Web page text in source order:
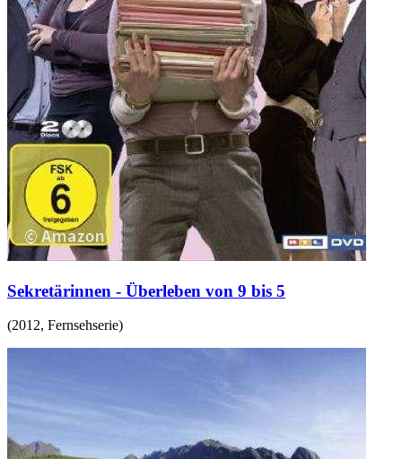
Sekretärinnen - Überleben von 9 bis 5
(2012, Fernsehserie)